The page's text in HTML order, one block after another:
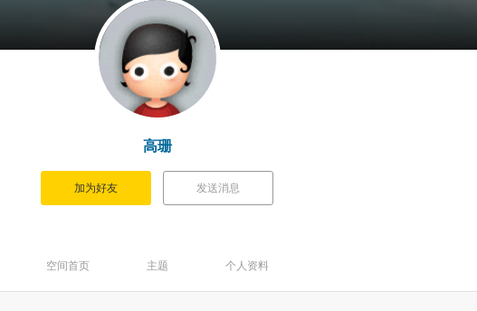
高珊
加为好友 发送消息
空间首页 主题 个人资料